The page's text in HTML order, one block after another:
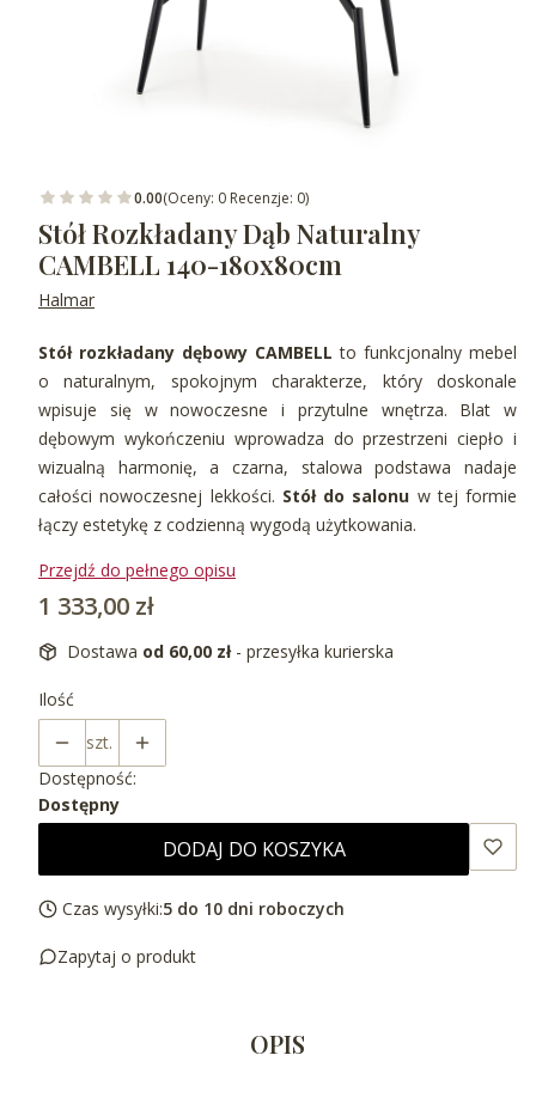
0.00(Oceny: 0 Recenzje: 0)
Stół Rozkładany Dąb Naturalny
CAMBELL 140-180x80cm
Halmar
Stół rozkładany dębowy CAMBELL to funkcjonalny mebel
o naturalnym, spokojnym charakterze, który doskonale
wpisuje się w nowoczesne i przytulne wnętrza. Blat w
dębowym wykończeniu wprowadza do przestrzeni ciepło i
wizualną harmonię, a czarna, stalowa podstawa nadaje
całości nowoczesnej lekkości. Stół do salonu w tej formie
łączy estetykę z codzienną wygodą użytkowania.
Przejdź do pełnego opisu
Cena
1 333,00 zł
Dostawa od 60,00 zł - przesyłka kurierska
Ilość
szt.
Dostępność:
Dostępny
DODAJ DO KOSZYKA
Czas wysyłki:5 do 10 dni roboczych
Zapytaj o produkt
OPIS